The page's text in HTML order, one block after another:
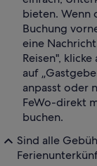
bieten. Wenn
Buchung
eine
Reisen",
auf
anpasst oder
FeWo-direkt
buchen.
Sind alle